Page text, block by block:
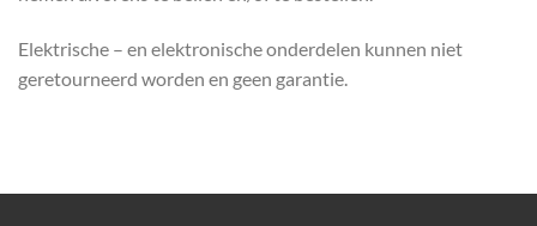
Elektrische – en elektronische onderdelen kunnen niet
geretourneerd worden en geen garantie.